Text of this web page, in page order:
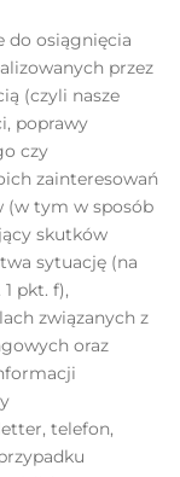
do osiągnięcia
przez
(czyli nasze
poprawy
czy
zainteresowań
(w tym w sposób
skutków
sytuację (na
pkt. f),
związanych z
oraz
telefon,